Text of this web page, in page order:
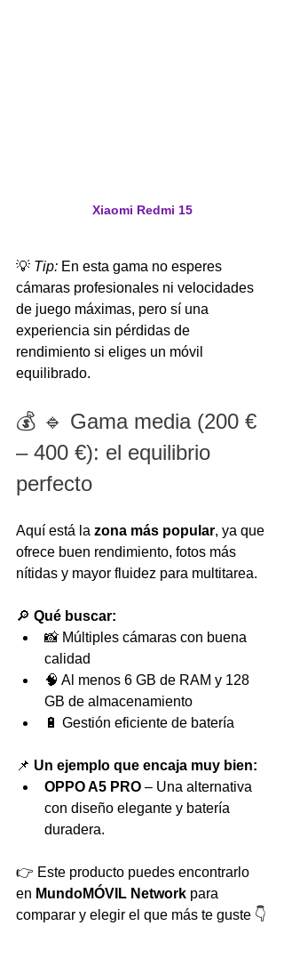
Xiaomi Redmi 15
💡 Tip: En esta gama no esperes
cámaras profesionales ni velocidades
de juego máximas, pero sí una
experiencia sin pérdidas de
rendimiento si eliges un móvil
equilibrado.
💰 🔹 Gama media (200 €
– 400 €): el equilibrio
perfecto
Aquí está la zona más popular, ya que
ofrece buen rendimiento, fotos más
nítidas y mayor fluidez para multitarea.
🔎 Qué buscar:
📸 Múltiples cámaras con buena
calidad
🧠 Al menos 6 GB de RAM y 128
GB de almacenamiento
🔋 Gestión eficiente de batería
📌 Un ejemplo que encaja muy bien:
OPPO A5 PRO – Una alternativa
con diseño elegante y batería
duradera.
👉 Este producto puedes encontrarlo
en MundoMÓVIL Network para
comparar y elegir el que más te guste 👇